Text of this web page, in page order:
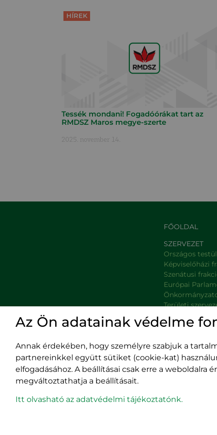
HÍREK
Tessék mondani! Fogadóórákat tart az
RMDSZ Maros megye-szerte
2025. november 14.
FŐOLDAL
SZERVEZET
Országos
Képviselőházi
Szenátusi
Európai
Területi
Platformok
Impresszum
Adatvédelmi szabályzat
Fürdő (Card. Iuliu
Az Ön adatainak védelme
Annak érdekében, hogy személyre szabjuk a
partnereinkkel együtt sütiket (cookie-kat)
elfogadásához. A beállításai csak erre a weboldalra
megváltoztathatja a beállításait.
Itt olvasható az adatvédelmi tájékoztatónk.